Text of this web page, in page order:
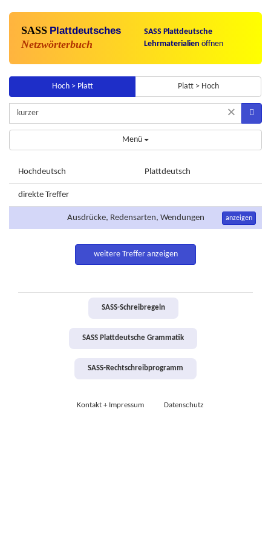
SASS Plattdeutsches
Netzwörterbuch
SASS Plattdeutsche
Lehrmaterialien öffnen
Hoch > Platt Platt > Hoch
×
Menü
Hochdeutsch Plattdeutsch
direkte Treffer
Ausdrücke, Redensarten, Wendungen anzeigen
weitere Treffer anzeigen
SASS-Schreibregeln
SASS Plattdeutsche Grammatik
SASS-Rechtschreibprogramm
Kontakt + Impressum Datenschutz